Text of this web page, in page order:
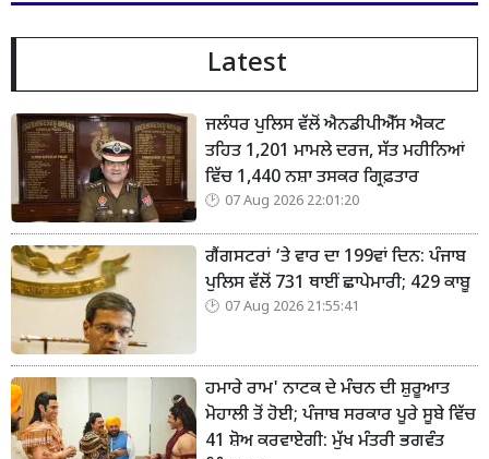
Latest
ਜਲੰਧਰ ਪੁਲਿਸ ਵੱਲੋਂ ਐਨਡੀਪੀਐੱਸ ਐਕਟ
ਤਹਿਤ 1,201 ਮਾਮਲੇ ਦਰਜ, ਸੱਤ ਮਹੀਨਿਆਂ
ਵਿੱਚ 1,440 ਨਸ਼ਾ ਤਸਕਰ ਗ੍ਰਿਫ਼ਤਾਰ
07 Aug 2026 22:01:20
ਗੈਂਗਸਟਰਾਂ ‘ਤੇ ਵਾਰ ਦਾ 199ਵਾਂ ਦਿਨ: ਪੰਜਾਬ
ਪੁਲਿਸ ਵੱਲੋਂ 731 ਥਾਈਂ ਛਾਪੇਮਾਰੀ; 429 ਕਾਬੂ
07 Aug 2026 21:55:41
ਹਮਾਰੇ ਰਾਮ' ਨਾਟਕ ਦੇ ਮੰਚਨ ਦੀ ਸ਼ੁਰੂਆਤ
ਮੋਹਾਲੀ ਤੋਂ ਹੋਈ; ਪੰਜਾਬ ਸਰਕਾਰ ਪੂਰੇ ਸੂਬੇ ਵਿੱਚ
41 ਸ਼ੋਅ ਕਰਵਾਏਗੀ: ਮੁੱਖ ਮੰਤਰੀ ਭਗਵੰਤ